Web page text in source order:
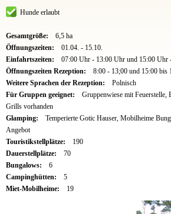
Hunde erlaubt
Gesamtgröße:
6,5 ha
Öffnungszeiten:
01.04. - 15.10.
Einfahrtszeiten:
07:00 Uhr - 13:00 Uhr und 15:00 Uhr
Öffnungszeiten Rezeption:
8:00 - 13;00 und 15:00 bis
Weitere Sprachen der Rezeption:
Polnisch
Für Gruppen geeignet:
Gruppenwiese mit Feuerstelle,
Grills vorhanden
Glamping:
Temperierte Gotic Hauser, Mobilheime
Angebot
Touristikstellplätze:
190
Dauerstellplätze:
70
Bungalows:
6
Campinghütten:
5
Miet-Mobilheime:
19